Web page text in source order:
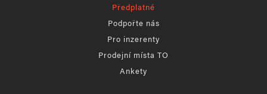
Předplatné
Podpořte nás
Pro inzerenty
Prodejní místa TO
Ankety